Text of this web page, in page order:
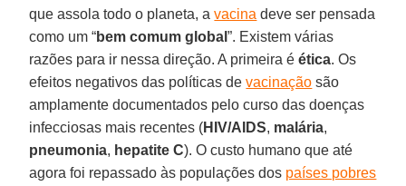
que assola todo o planeta, avacina deve ser pensada
como um “bem comum global”. Existem várias
razões para ir nessa direção. A primeira éética. Os
efeitos negativos das políticas devacinação são
amplamente documentados pelo curso das doenças
infecciosas mais recentes (HIV/AIDS, malária,
pneumonia, hepatite C). O custo humano que até
agora foi repassado às populações dos países pobres